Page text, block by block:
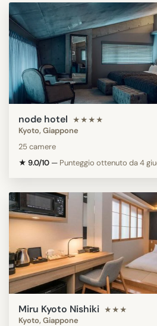
node hotel ★★★★
Kyoto, Giappone
25 camere
★ 9.0/10 — Punteggio ottenuto da 4
Miru Kyoto Nishiki ★★★
Kyoto, Giappone